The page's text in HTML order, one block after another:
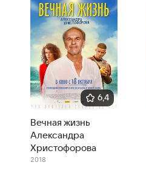
6,4
Вечная жизнь
Александра
Христофорова
2018